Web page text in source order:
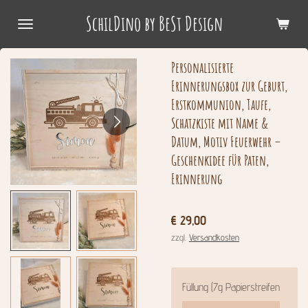
Hauptinhalt
springen
SchilDino by BeSt Design
Personalisierte
Erinnerungsbox zur Geburt,
Erstkommunion, Taufe,
Schatzkiste mit Name &
Datum, Motiv Feuerwehr –
Geschenkidee für Paten,
Erinnerung
€ 29,00
zzgl. Versandkosten
Füllung (7g Papierstreifen